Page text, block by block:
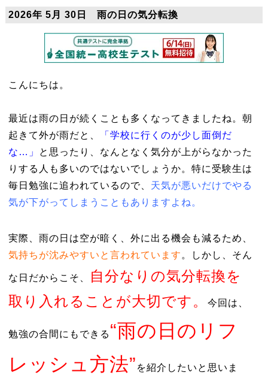
2026年 5月 30日 雨の日の気分転換
こんにちは。
最近は雨の日が続くことも多くなってきましたね。朝
起きて外が雨だと、
「学校に行くのが少し面倒だ
な…」
と思ったり、なんとなく気分が上がらなかった
りする人も多いのではないでしょうか。特に受験生は
毎日勉強に追われているので、 天気が悪いだけでやる
気が下がってしまうこともありますよね。
実際、雨の日は空が暗く、外に出る機会も減るため、
気持ちが沈みやすいと言われています 。しかし、そん
な日だからこそ、
自分なりの気分転換を
取り入れることが大切です。
今回は、
勉強の合間にもできる “雨の日のリフ
レッシュ方法” を紹介したいと思いま